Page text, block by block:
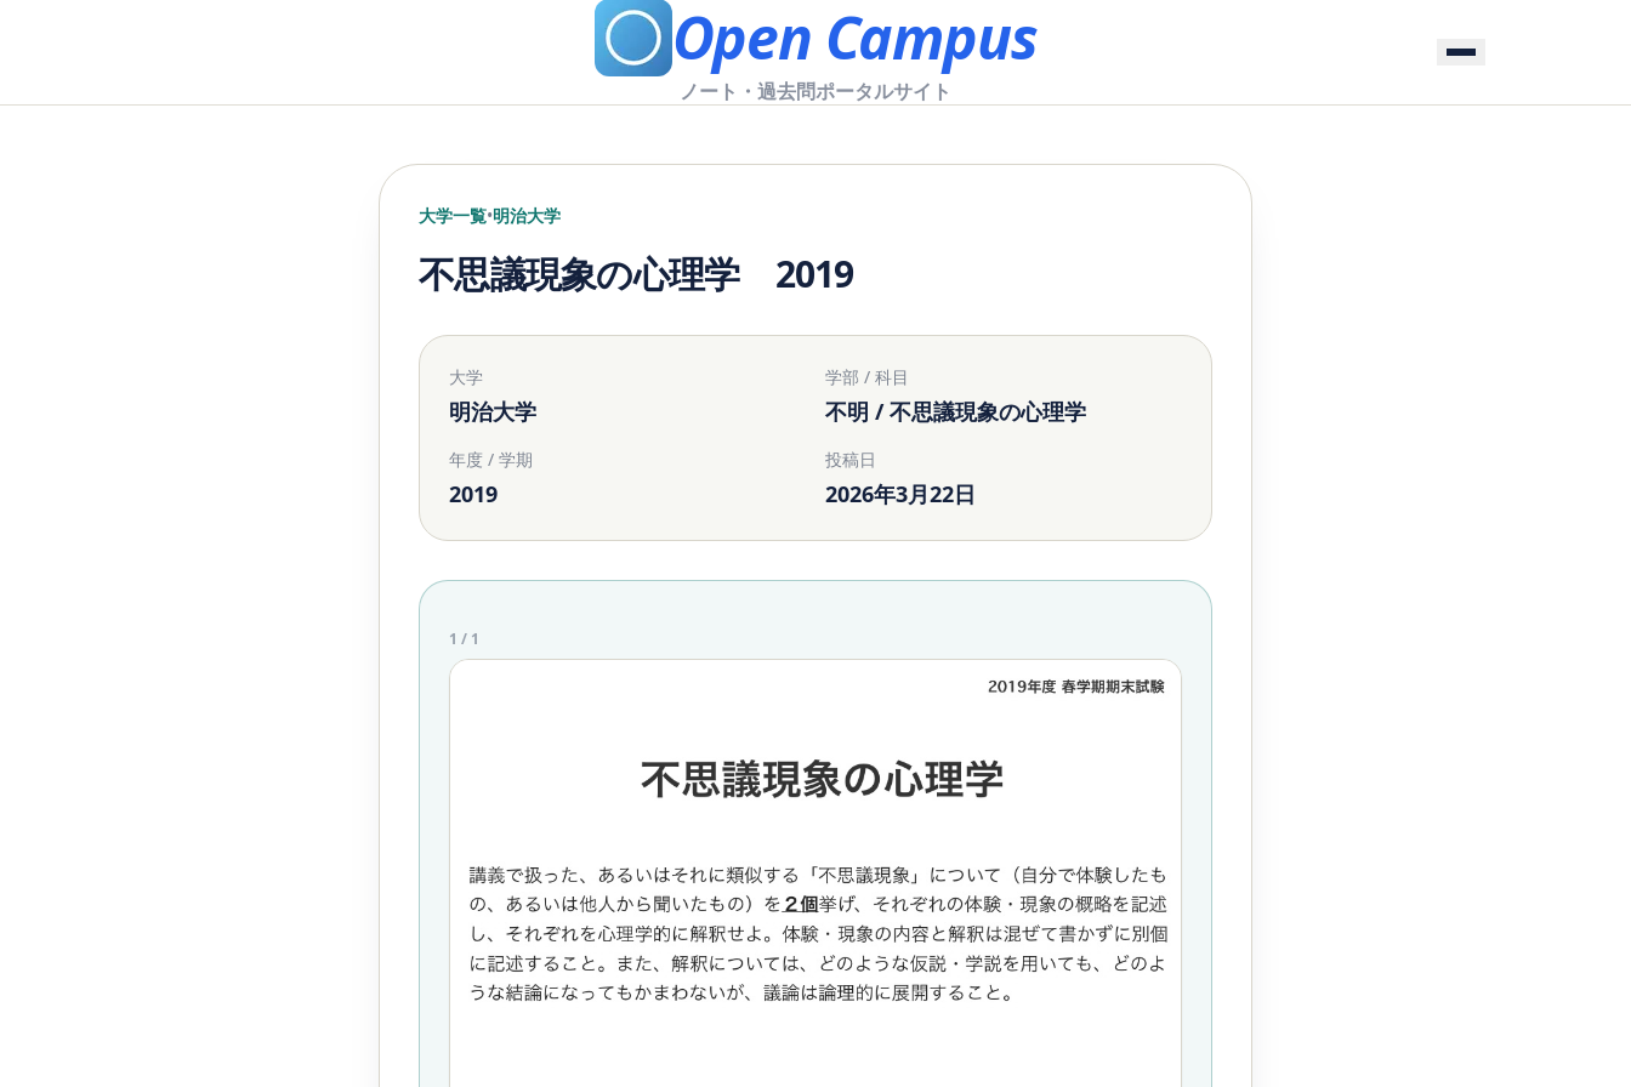
Open Campus
ノート・過去問ポータルサイト
大学一覧•明治大学
不思議現象の心理学 2019
大学
明治大学
学部 / 科目
不明 / 不思議現象の心理学
年度 / 学期
2019
投稿日
2026年3月22日
1 / 1